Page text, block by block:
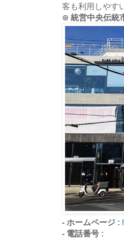
客も利用しやす
⊙ 統営中央伝統
- ホームページ :
- 電話番号 :